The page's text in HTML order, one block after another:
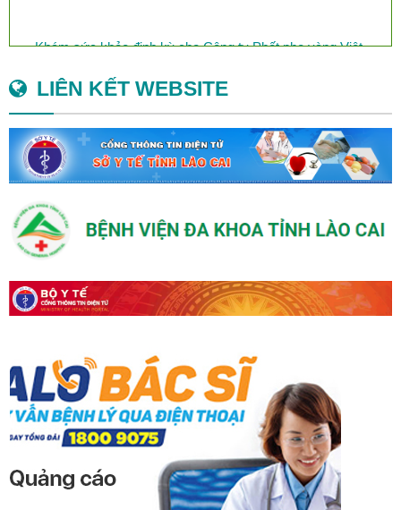
Khám sức khỏe định kỳ cho Công ty Phốt pho vàng Việt
LIÊN KẾT WEBSITE